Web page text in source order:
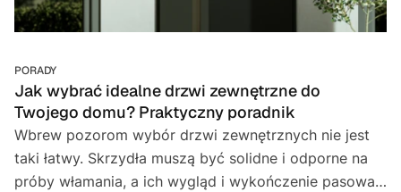
PORADY
Jak wybrać idealne drzwi zewnętrzne do
Twojego domu? Praktyczny poradnik
Wbrew pozorom wybór drzwi zewnętrznych nie jest
taki łatwy. Skrzydła muszą być solidne i odporne na
próby włamania, a ich wygląd i wykończenie pasować